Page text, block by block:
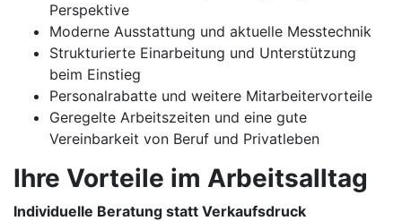
Perspektive
Moderne Ausstattung und aktuelle Messtechnik
Strukturierte Einarbeitung und Unterstützung
beim Einstieg
Personalrabatte und weitere Mitarbeitervorteile
Geregelte Arbeitszeiten und eine gute
Vereinbarkeit von Beruf und Privatleben
Ihre Vorteile im Arbeitsalltag
Individuelle Beratung statt Verkaufsdruck